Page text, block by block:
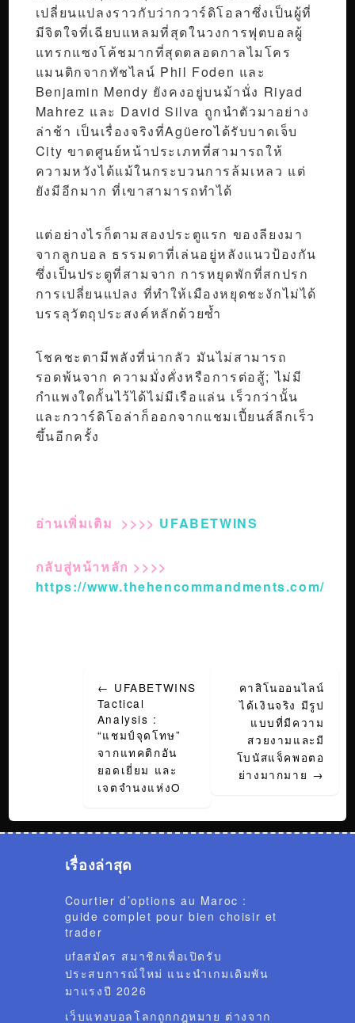
เปลี่ยนแปลงราวกับว่ากวาร์ดิโอลาซึ่งเป็นผู้ที่
มีจิตใจที่เฉียบแหลมที่สุดในวงการฟุตบอลผู้
แทรกแซงโค้ชมากที่สุดตลอดกาลไมโคร
แมนติกจากทัชไลน์ Phil Foden และ
Benjamin Mendy ยังคงอยู่บนม้านั่ง Riyad
Mahrez และ David Silva ถูกนำตัวมาอย่าง
ล่าช้า เป็นเรื่องจริงที่Agüeroได้รับบาดเจ็บ
City ขาดศูนย์หน้าประเภทที่สามารถให้
ความหวังได้แม้ในกระบวนการล้มเหลว แต่
ยังมีอีกมาก ที่เขาสามารถทำได้
แต่อย่างไรก็ตามสองประตูแรก ของลียงมา
จากลูกบอล ธรรมดาที่เล่นอยู่หลังแนวป้องกัน
ซึ่งเป็นประตูที่สามจาก การหยุดพักที่สกปรก
การเปลี่ยนแปลง ที่ทำให้เมืองหยุดชะงักไม่ได้
บรรลุวัตถุประสงค์หลักด้วยซ้ำ
โชคชะตามีพลังที่น่ากลัว มันไม่สามารถ
รอดพ้นจาก ความมั่งคั่งหรือการต่อสู้; ไม่มี
กำแพงใดกั้นไว้ได้ไม่มีเรือแล่น เร็วกว่านั้น
และกวาร์ดิโอล่าก็ออกจากแชมเปี้ยนส์ลีกเร็ว
ขึ้นอีกครั้ง
อ่านเพิ่มเติม >>>> UFABETWINS
กลับสู่หน้าหลัก >>>>
https://www.thehencommandments.com/
navigation
← UFABETWINS
Tactical
Analysis :
“แชมป์จุดโทษ”
จากแทคติกอัน
ยอดเยี่ยม และ
เจตจำนงแห่งO
คาสิโนออนไลน์
ได้เงินจริง มีรูป
แบบที่มีความ
สวยงามและมี
โบนัสแจ็คพอตอ
ย่างมากมาย →
เรื่องล่าสุด
Courtier d’options au Maroc :
guide complet pour bien choisir et
trader
ufaสมัคร สมาชิกเพื่อเปิดรับ
ประสบการณ์ใหม่ แนะนำเกมเดิมพัน
มาแรงปี 2026
เว็บแทงบอลโลกถูกกฎหมาย ต่างจาก